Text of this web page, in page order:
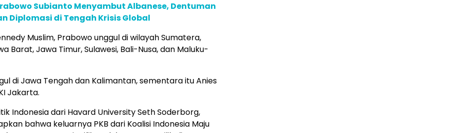
Subianto Menyambut Albanese, Dentuman
Diplomasi di Tengah Krisis Global
Muslim, Prabowo unggul di wilayah Sumatera,
Barat, Jawa Timur, Sulawesi, Bali-Nusa, dan Maluku-
di Jawa Tengah dan Kalimantan, sementara itu Anies
Jakarta.
Indonesia dari Havard University Seth Soderborg,
bahwa keluarnya PKB dari Koalisi Indonesia Maju